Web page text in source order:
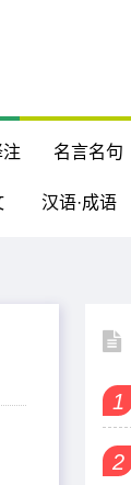
名言名句
汉语·成语
1
2